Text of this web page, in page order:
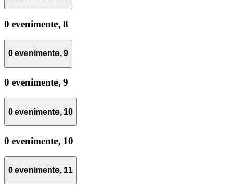
0 evenimente, 8
0 evenimente, 9
0 evenimente, 9
0 evenimente, 10
0 evenimente, 10
0 evenimente, 11